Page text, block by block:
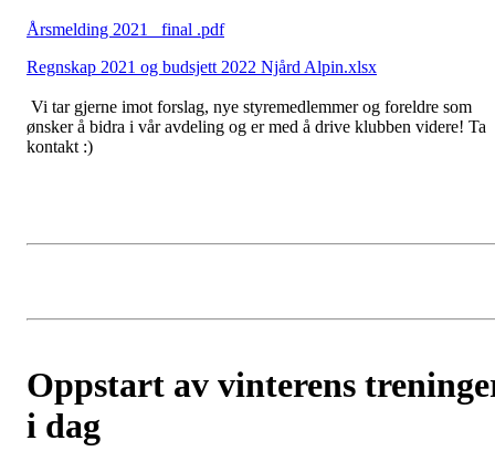
Årsmelding 2021_ final .pdf
Regnskap 2021 og budsjett 2022 Njård Alpin.xlsx
Vi tar gjerne imot forslag, nye styremedlemmer og foreldre som
ønsker å bidra i vår avdeling og er med å drive klubben videre! Ta
kontakt :)
Oppstart av vinterens
i dag